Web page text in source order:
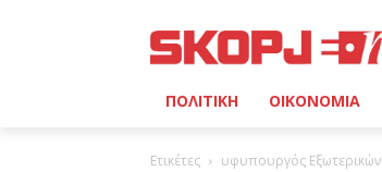
ΠΟΛΙΤΙΚΗ ΟΙΚΟΝΟΜΙΑ
Ετικέτες υφυπουργός Εξωτερικών